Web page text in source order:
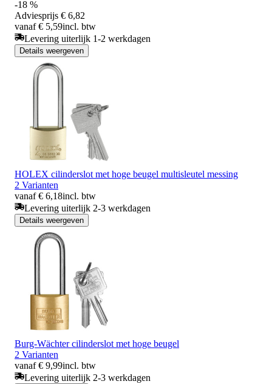
-18 %
Adviesprijs € 6,82
vanaf € 5,59incl. btw
Levering uiterlijk 1-2 werkdagen
Details weergeven
HOLEX cilinderslot met hoge beugel multisleutel messing
2 Varianten
vanaf € 6,18incl. btw
Levering uiterlijk 2-3 werkdagen
Details weergeven
Burg-Wächter cilinderslot met hoge beugel
2 Varianten
vanaf € 9,99incl. btw
Levering uiterlijk 2-3 werkdagen